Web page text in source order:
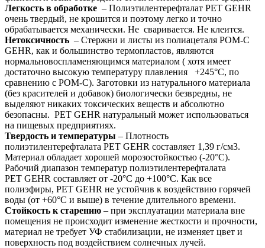
Легкость в обработке – Полиэтилентерефталат PET GEHR
очень твердый, не крошится и поэтому легко и точно
обрабатывается механически. Не сваривается. Не клеится.
Нетоксичность – Стержни и листы из полиацеталя POM-C
GEHR, как и большинство термопластов, являются
нормальновоспламеняющимся материалом ( хотя имеет
достаточно высокую температуру плавления +245°С, по
сравнению с POM-C). Заготовки из натурального материала
(без красителей и добавок) биологически безвредны, не
выделяют никаких токсических веществ и абсолютно
безопасны. PET GEHR натуральный может использоваться
на пищевых предприятиях.
Твердость и температуры – Плотность
полиэтилентерефталата PET GEHR составляет 1,39 г/см3.
Материал обладает хорошей морозостойкостью (-20°С).
Рабочий диапазон температур полиэтилентерефталата
PET GEHR составляет от -20°С до +100°С. Как все
полиэфиры, PET GEHR не устойчив к воздействию горячей
воды (от +60°C и выше) в течение длительного времени.
Стойкость к старению – при эксплуатации материала вне
помещения не происходит изменение жесткости и прочности,
материал не требует УФ стабилизации, не изменяет цвет и
поверхность под воздействием солнечных лучей.